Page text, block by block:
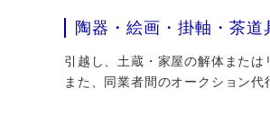
陶器・絵画・掛軸・茶道
引越し、土蔵・家屋の解体また
また、同業者間のオークション代